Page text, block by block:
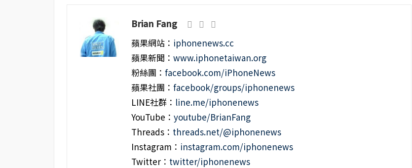
Brian Fang
蘋果網站： iphonenews.cc
蘋果新聞： www.iphonetaiwan.org
粉絲團： facebook.com/iPhoneNews
蘋果社團： facebook/groups/iphonenews
LINE社群： line.me/iphonenews
YouTube： youtube/BrianFang
Threads： threads.net/@iphonenews
Instagram： instagram.com/iphonenews
Twitter： twitter/iphonenews